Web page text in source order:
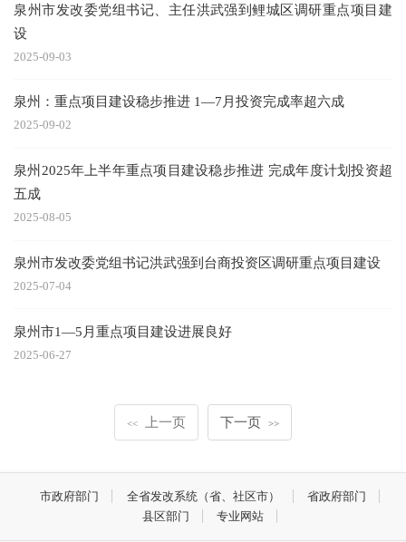
泉州市发改委党组书记、主任洪武强到鲤城区调研重点项目建
设
2025-09-03
泉州：重点项目建设稳步推进 1—7月投资完成率超六成
2025-09-02
泉州2025年上半年重点项目建设稳步推进 完成年度计划投资超
五成
2025-08-05
泉州市发改委党组书记洪武强到台商投资区调研重点项目建设
2025-07-04
泉州市1—5月重点项目建设进展良好
2025-06-27
<< 上一页 下一页 >>
市政府部门 全省发改系统（省、社区市）
省政府部门
县区部门
专业网站